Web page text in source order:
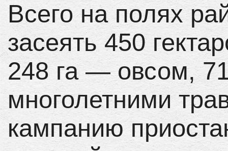
Всего на полях
засеять 450
248 га — овсом,
многолетними
кампанию